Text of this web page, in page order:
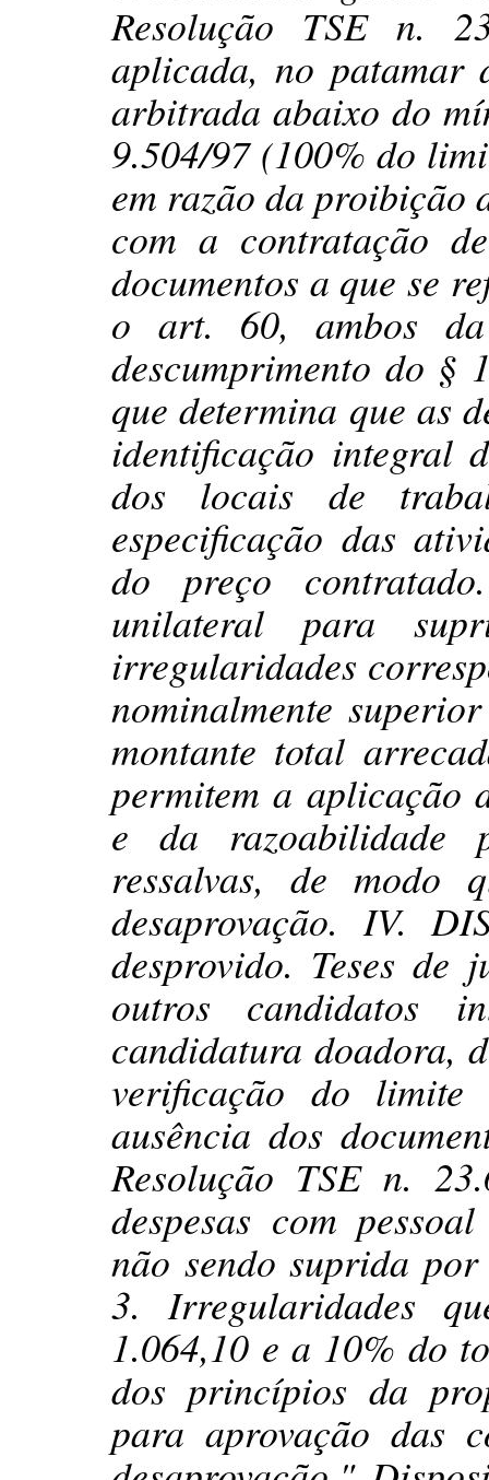
Resolução TSE n.
aplicada, no patamar
arbitrada abaixo do
9.504/97 (100% do
em razão da proibição
com a contratação
documentos a que se
o art. 60, ambos
descumprimento do §
que determina que as
identificação integral
dos locais de
especificação das
do preço
unilateral para
irregularidades
nominalmente
montante total
permitem a aplicação
e da razoabilidade
ressalvas, de modo
desaprovação. IV.
desprovido. Teses de
outros candidatos
candidatura doadora,
verificação do limite
ausência dos
Resolução TSE n.
despesas com
não sendo suprida
3. Irregularidades
1.064,10 e a 10% do
dos princípios da
para aprovação das